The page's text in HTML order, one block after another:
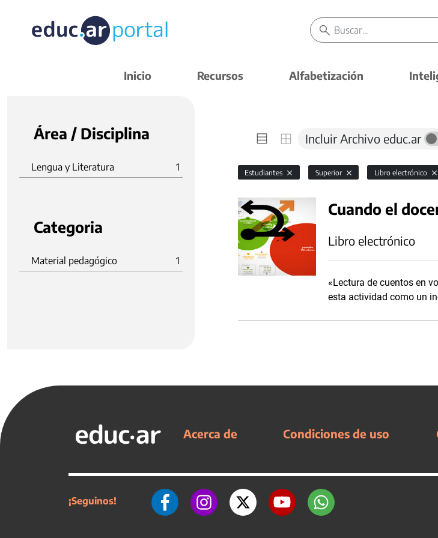
Inicio Recursos Alfabetización
Área / Disciplina
Lengua y Literatura 1
Categoria
Material pedagógico 1
Incluir Archivo educ.ar
Estudiantes Superior Libro electrónico
Cuando el
Libro electrónico
«Lectura de cuentos en
esta actividad como un
Acerca de Condiciones de uso
¡Seguinos!